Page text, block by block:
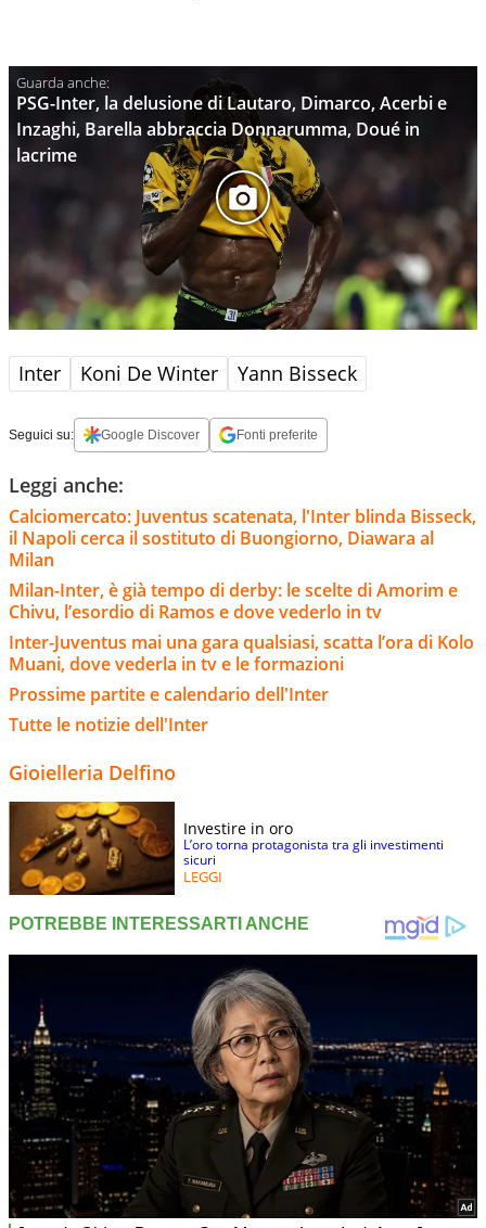
PSG-Inter, la delusione di Lautaro, Dimarco, Acerbi e
Inzaghi, Barella abbraccia Donnarumma, Doué in
lacrime
Inter Koni De Winter Yann Bisseck
Seguici su: Google Discover Fonti preferite
Leggi anche:
Calciomercato: Juventus scatenata, l'Inter blinda Bisseck,
il Napoli cerca il sostituto di Buongiorno, Diawara al
Milan
Milan-Inter, è già tempo di derby: le scelte di Amorim e
Chivu, l’esordio di Ramos e dove vederlo in tv
Inter-Juventus mai una gara qualsiasi, scatta l’ora di Kolo
Muani, dove vederla in tv e le formazioni
Prossime partite e calendario dell'Inter
Tutte le notizie dell'Inter
Gioielleria Delfino
Investire in oro
L’oro torna protagonista tra gli investimenti
sicuri
LEGGI